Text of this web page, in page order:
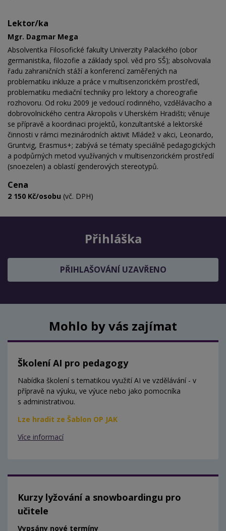
Lektor/ka
Mgr. Dagmar Mega
Absolventka Filosofické fakulty Univerzity Palackého (obor
germanistika, filozofie a základy spol. věd pro SŠ); absolvovala
řadu zahraničních stáží a konferencí zaměřených na
problematiku inkluze a práce v multisenzorickém prostředí,
problematiku mediační techniky pro lektory a choreografie
rozhovoru. Od roku 2009 je vedoucí rodinného, vzdělávacího a
dobrovolnického centra Akropolis v Uherském Hradišti; věnuje
se přípravě a koordinaci projektů, konzultantské a lektorské
činnosti v rámci mezinárodních aktivit Mládež v akci, Leonardo,
Gruntvig, Erasmus+; zabývá se tématy speciálně pedagogických
a podpůrných metod využívaných v multisenzorickém prostředí
(snoezelen) a oblastí genderových stereotypů.
Cena
2 150 Kč/osobu (vč. DPH)
Přihláška
PŘIHLAŠOVÁNÍ UZAVŘENO
Mohlo by vás zajímat
Školení AI pro pedagogy
Nabídka školení s tematikou využití AI ve vzdělávání - v
přípravě na výuku, ve výuce nebo jako pomocníka
s administrativou.
Lze hradit ze Šablon OP JAK
Více informací
Kurzy lyžování a snowboardingu pro
učitele
Vypsány nové termíny